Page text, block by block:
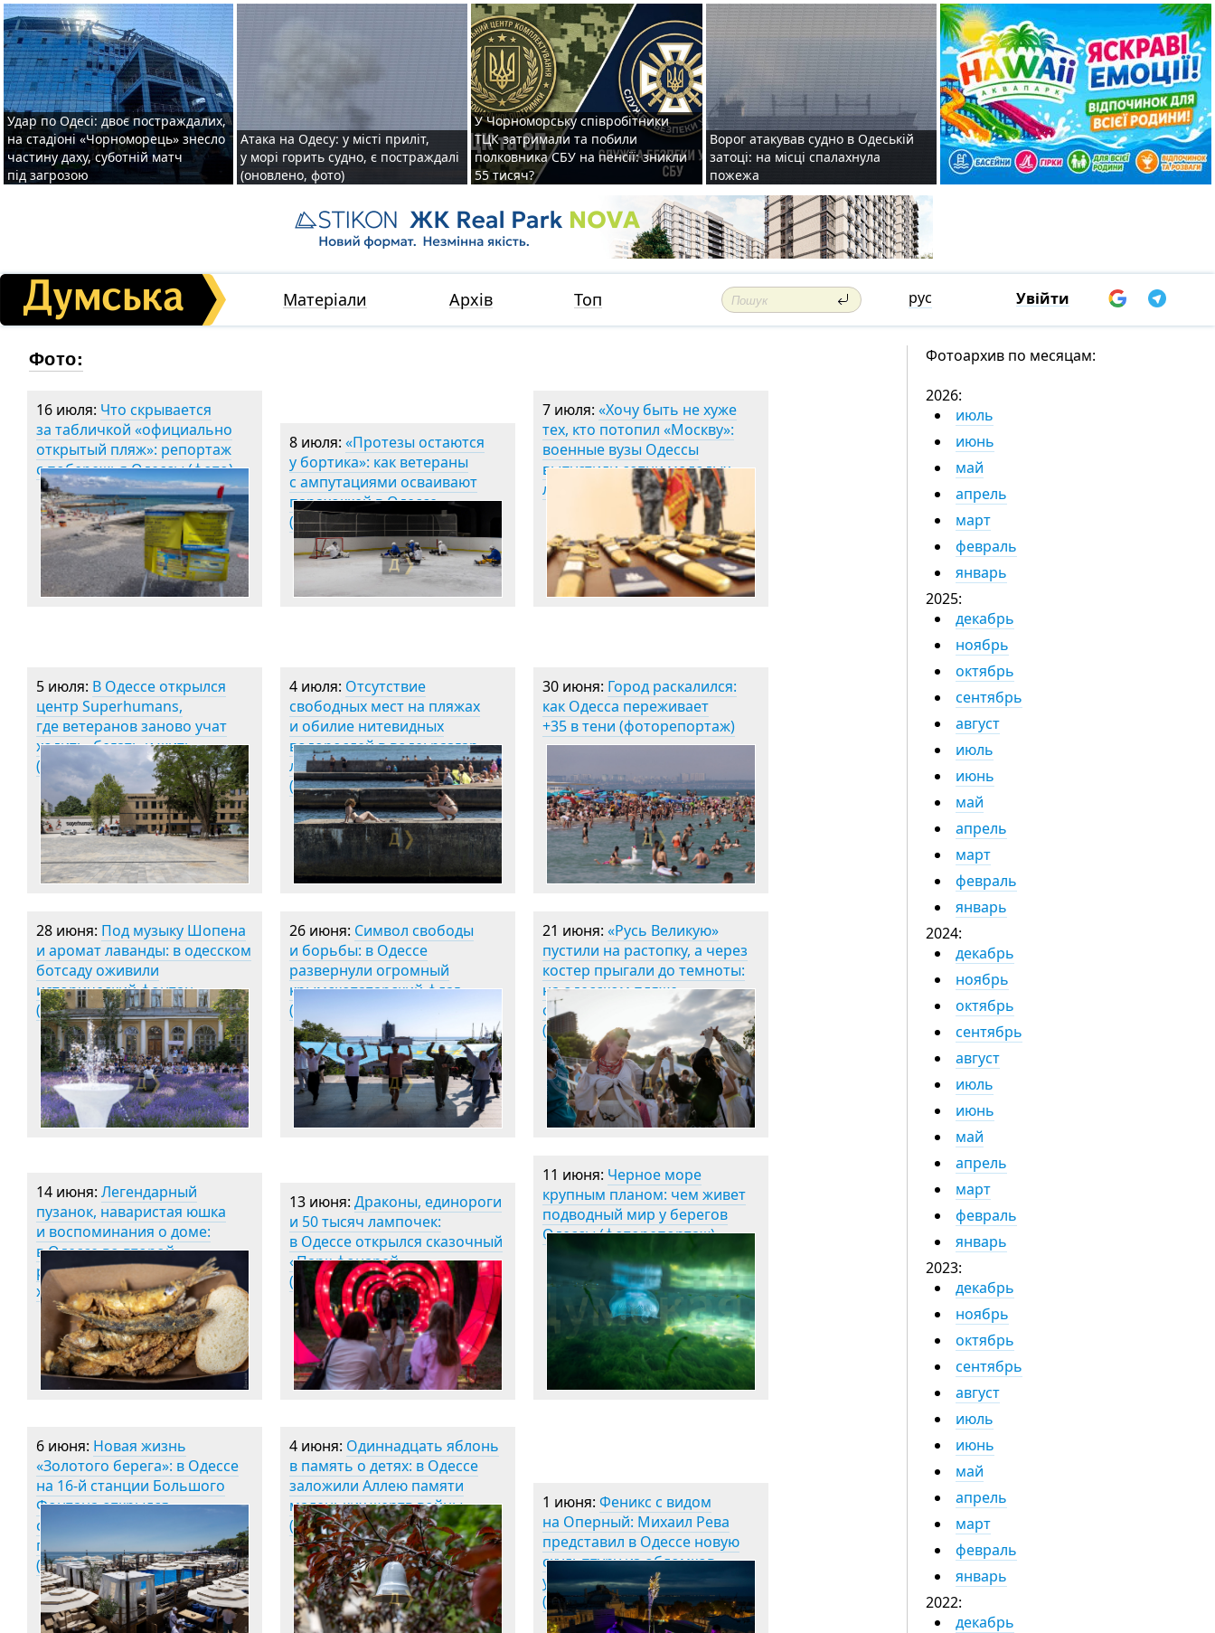
Удар по Одесі: двоє постраждалих,
на стадіоні «Чорноморець» знесло
частину даху, суботній матч
під загрозою
Атака на Одесу: у місті приліт,
у морі горить судно, є постраждалі
(оновлено, фото)
У Чорноморську співробітники
ТЦК затримали та побили
полковника СБУ на пенсії: зникли
55 тисяч?
Ворог атакував судно в Одеській
затоці: на місці спалахнула
пожежа
Матеріали Архів Топ рус Увійти
Фото:
16 июля: Что скрывается
за табличкой «официально
открытый пляж»: репортаж
с побережья Одессы (фото)
8 июля: «Протезы остаются
у бортика»: как ветераны
с ампутациями осваивают
парахоккей в Одессе
(фоторепортаж)
7 июля: «Хочу быть не хуже
тех, кто потопил «Москву»:
военные вузы Одессы
выпустили сотни молодых
лейтенантов (фото)
5 июля: В Одессе открылся
центр Superhumans,
где ветеранов заново учат
ходить, бегать и жить
(фоторепортаж)
4 июля: Отсутствие
свободных мест на пляжах
и обилие нитевидных
водорослей в воде: разгар
лета в Одессе
(фотозарисовка)
30 июня: Город раскалился:
как Одесса переживает
+35 в тени (фоторепортаж)
28 июня: Под музыку Шопена
и аромат лаванды: в одесском
ботсаду оживили
исторический фонтан
(фоторепортаж)
26 июня: Символ свободы
и борьбы: в Одессе
развернули огромный
крымскотатарский флаг
(фото)
21 июня: «Русь Великую»
пустили на растопку, а через
костер прыгали до темноты:
на одесском пляже
отпраздновали Ивана Купала
(фоторепортаж)
14 июня: Легендарный
пузанок, наваристая юшка
и воспоминания о доме:
в Одессе во второй
раз прошел фестиваль
херсонцев (фоторепортаж)
13 июня: Драконы, единороги
и 50 тысяч лампочек:
в Одессе открылся сказочный
«Парк фонарей»
(фоторепортаж)
11 июня: Черное море
крупным планом: чем живет
подводный мир у берегов
Одессы (фоторепортаж)
6 июня: Новая жизнь
«Золотого берега»: в Одессе
на 16-й станции Большого
Фонтана открылся
современный семейный
пляжный комплекс
(общество)
4 июня: Одиннадцать яблонь
в память о детях: в Одессе
заложили Аллею памяти
маленьких жертв войны
(фото)
1 июня: Феникс с видом
на Оперный: Михаил Рева
представил в Одессе новую
скульптуру из обломков
уничтоженного элеватора
(фото)
Фотоархив по месяцам:
2026:
июль
июнь
май
апрель
март
февраль
январь
2025:
декабрь
ноябрь
октябрь
сентябрь
август
июль
июнь
май
апрель
март
февраль
январь
2024:
декабрь
ноябрь
октябрь
сентябрь
август
июль
июнь
май
апрель
март
февраль
январь
2023:
декабрь
ноябрь
октябрь
сентябрь
август
июль
июнь
май
апрель
март
февраль
январь
2022:
декабрь